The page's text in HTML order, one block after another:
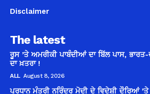
Disclaimer
The latest
ਰੂਸ ’ਤੇ ਅਮਰੀਕੀ ਪਾਬੰਦੀਆਂ ਦਾ ਬਿੱਲ ਪਾਸ,
ਦਾ ਖ਼ਤਰਾ !
ALL August 8, 2026
ਪ੍ਰਧਾਨ ਮੰਤਰੀ ਨਰਿੰਦਰ ਮੋਦੀ ਦੇ ਵਿਦੇਸ਼ੀ ਦੌਰਿਆਂ